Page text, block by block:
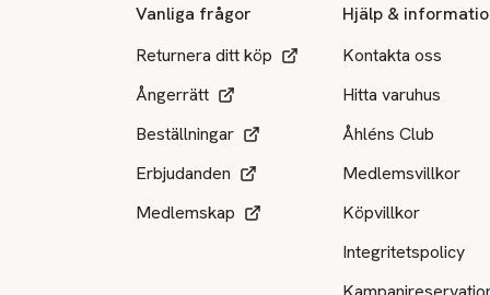
Vanliga frågor
Returnera ditt köp
Ångerrätt
Beställningar
Erbjudanden
Medlemskap
Hjälp &
Kontakta oss
Hitta varuhus
Åhléns Club
Medlemsvillkor
Köpvillkor
Integritetspolicy